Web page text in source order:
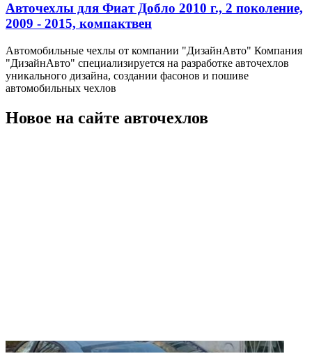
Авточехлы для Фиат Добло 2010 г., 2 поколение,
2009 - 2015, компактвен
Автомобильные чехлы от компании "ДизайнАвто" Компания
"ДизайнАвто" специализируется на разработке авточехлов
уникального дизайна, создании фасонов и пошиве
автомобильных чехлов
Новое на сайте авточехлов